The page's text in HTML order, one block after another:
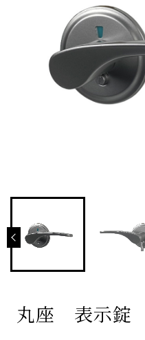
丸座 表示錠
Vi-Clearレ
わんにゃん
ワンタッチ
キーレックス
【MIWA】
とりかえレバ
お取り替
他社とりか
お客様の声